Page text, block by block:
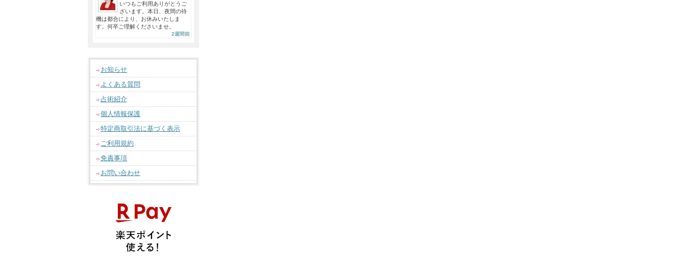
いつもご利用ありがとうご
ざいます。本日、夜間の待
機は都合により、お休みいたしま
す。何卒ご理解くださいませ。
2週間前
お知らせ
よくある質問
占術紹介
個人情報保護
特定商取引法に基づく表示
ご利用規約
免責事項
お問い合わせ